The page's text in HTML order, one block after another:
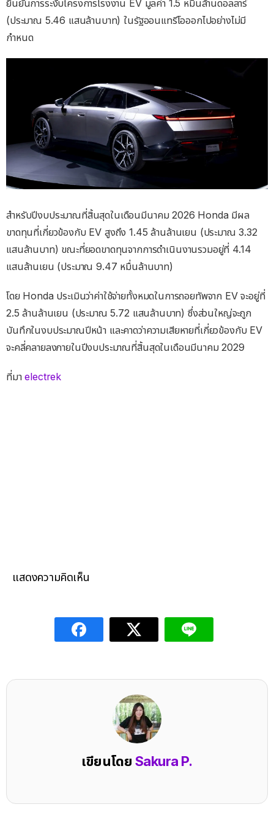
ยืนยันการระงับโครงการโรงงาน EV มูลค่า 1.5 หมื่นล้านดอลลาร์
(ประมาณ 5.46 แสนล้านบาท) ในรัฐออนแทรีโอออกไปอย่างไม่มี
กำหนด
สำหรับปีงบประมาณที่สิ้นสุดในเดือนมีนาคม 2026 Honda มีผล
ขาดทุนที่เกี่ยวข้องกับ EV สูงถึง 1.45 ล้านล้านเยน (ประมาณ 3.32
แสนล้านบาท) ขณะที่ยอดขาดทุนจากการดำเนินงานรวมอยู่ที่ 4.14
แสนล้านเยน (ประมาณ 9.47 หมื่นล้านบาท)
โดย Honda ประเมินว่าค่าใช้จ่ายทั้งหมดในการถอยทัพจาก EV จะอยู่ที่
2.5 ล้านล้านเยน (ประมาณ 5.72 แสนล้านบาท) ซึ่งส่วนใหญ่จะถูก
บันทึกในงบประมาณปีหน้า และคาดว่าความเสียหายที่เกี่ยวข้องกับ EV
จะคลี่คลายลงภายในปีงบประมาณที่สิ้นสุดในเดือนมีนาคม 2029
ที่มาelectrek
แสดงความคิดเห็น
เขียนโดย Sakura P.